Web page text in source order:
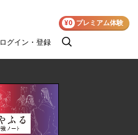
ログイン・登録
検
¥0 プレミアム体験